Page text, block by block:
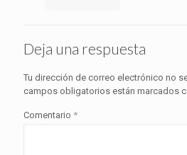
Deja una respuesta
Tu dirección de correo electrónico no
campos obligatorios están marcados
Comentario *